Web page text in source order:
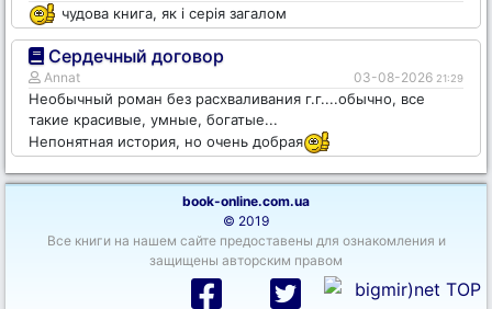
чудова книга, як і серія загалом
Сердечный договор
Annat 03-08-2026 21:29
Необычный роман без расхваливания г.г....обычно, все
такие красивые, умные, богатые...
Непонятная история, но очень добрая
book-online.com.ua
© 2019
Все книги на нашем сайте предоставены для ознакомления и
защищены авторским правом